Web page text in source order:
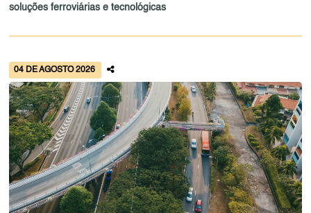
soluções ferroviárias e tecnológicas
04 DE AGOSTO 2026